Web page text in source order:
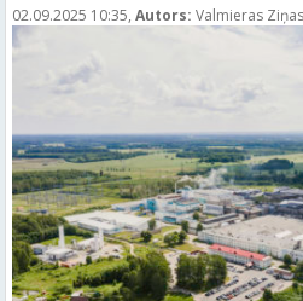
02.09.2025 10:35, Autors: Valmieras Ziņas